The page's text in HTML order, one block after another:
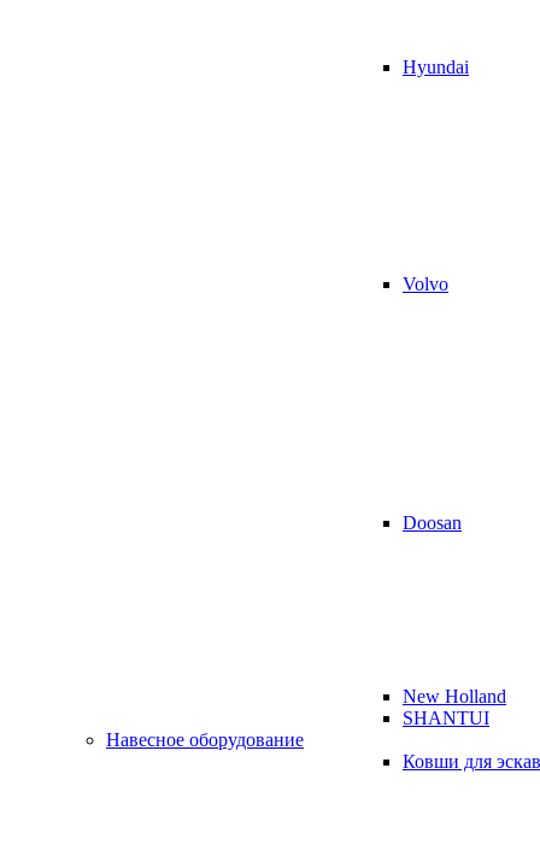
Hyundai
Volvo
Doosan
New Holland
SHANTUI
Навесное оборудование
Ковши для